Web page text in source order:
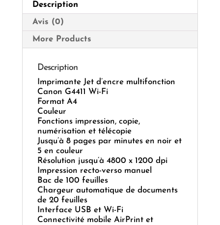
Description
Avis (0)
More Products
Description
Imprimante Jet d’encre multifonction
Canon G4411 Wi-Fi
Format A4
Couleur
Fonctions impression, copie,
numérisation et télécopie
Jusqu’à 8 pages par minutes en noir et
5 en couleur
Résolution jusqu’à 4800 x 1200 dpi
Impression recto-verso manuel
Bac de 100 feuilles
Chargeur automatique de documents
de 20 feuilles
Interface USB et Wi-Fi
Connectivité mobile AirPrint et